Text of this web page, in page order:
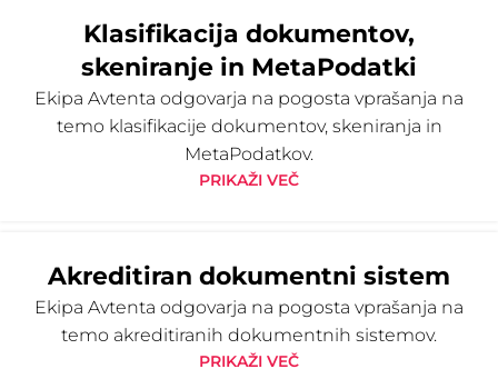
Klasifikacija dokumentov,
skeniranje in MetaPodatki
Ekipa Avtenta odgovarja na pogosta vprašanja na
temo klasifikacije dokumentov, skeniranja in
MetaPodatkov.
PRIKAŽI VEČ
Akreditiran dokumentni sistem
Ekipa Avtenta odgovarja na pogosta vprašanja na
temo akreditiranih dokumentnih sistemov.
PRIKAŽI VEČ